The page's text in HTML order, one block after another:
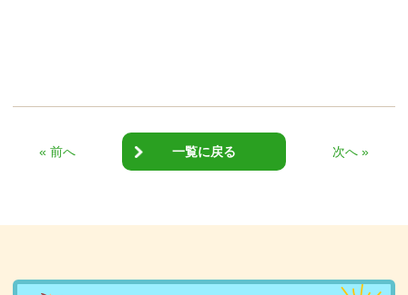
« 前へ 一覧に戻る 次へ »